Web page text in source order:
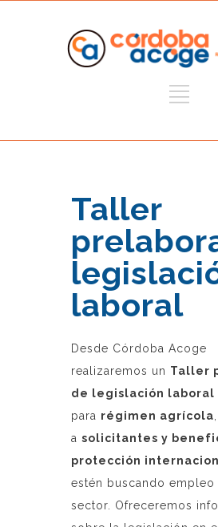
Taller
laboral
Desde Córdoba Acoge
realizaremos un Taller
de legislación laboral
para régimen agrícola
a solicitantes y
protección
estén buscando empleo
sector. Ofreceremos